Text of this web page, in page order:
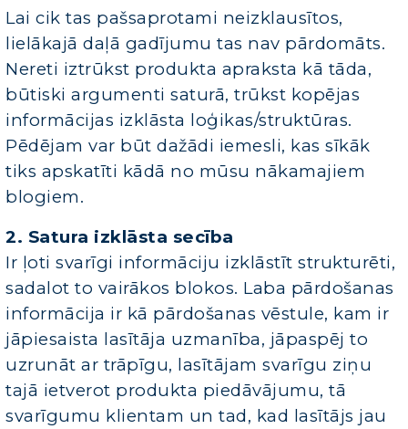
Lai cik tas pašsaprotami neizklausītos,
lielākajā daļā gadījumu tas nav pārdomāts.
Nereti iztrūkst produkta apraksta kā tāda,
būtiski argumenti saturā, trūkst kopējas
informācijas izklāsta loģikas/struktūras.
Pēdējam var būt dažādi iemesli, kas sīkāk
tiks apskatīti kādā no mūsu nākamajiem
blogiem.
2. Satura izklāsta secība
Ir ļoti svarīgi informāciju izklāstīt strukturēti,
sadalot to vairākos blokos. Laba pārdošanas
informācija ir kā pārdošanas vēstule, kam ir
jāpiesaista lasītāja uzmanība, jāpaspēj to
uzrunāt ar trāpīgu, lasītājam svarīgu ziņu
tajā ietverot produkta piedāvājumu, tā
svarīgumu klientam un tad, kad lasītājs jau